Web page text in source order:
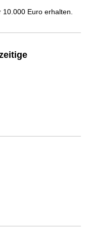
Euro erhalten.